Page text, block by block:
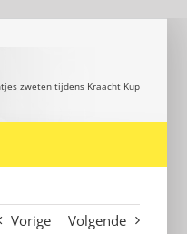
zweten tijdens Kraacht Kup
Vorige Volgende